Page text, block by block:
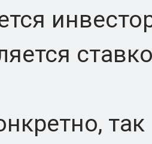
так